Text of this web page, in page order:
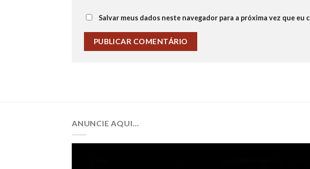
Salvar meus dados neste navegador para a próxima vez que eu
ANUNCIE AQUI…